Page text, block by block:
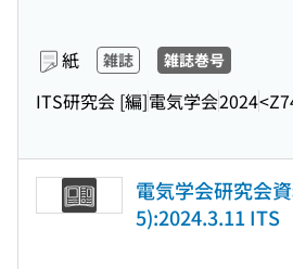
紙 雑誌 雑誌巻号
ITS研究会 [編]電気学会2024
電気学会研究会
5):2024.3.11 ITS